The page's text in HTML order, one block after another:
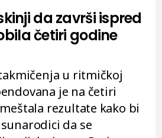
da završi ispred
četiri godine
u ritmičkoj
je na četiri
rezultate kako bi
da se